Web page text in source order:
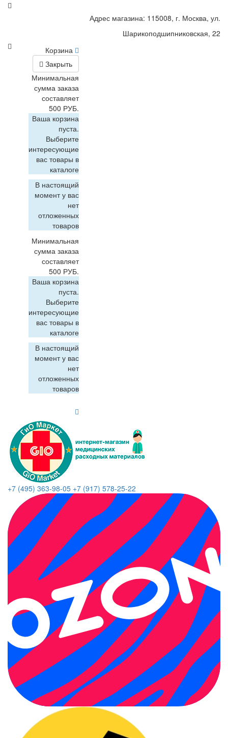
Адрес магазина: 115008, г. Москва, ул.
Шарикоподшипниковская, 22
Корзина
Закрыть
Минимальная
сумма заказа
составляет
500 РУБ.
Ваша корзина
пуста.
Выберите
интересующие
вас товары в
каталоге
В настоящий
момент у вас
нет
отложенных
товаров
Минимальная
сумма заказа
составляет
500 РУБ.
Ваша корзина
пуста.
Выберите
интересующие
вас товары в
каталоге
В настоящий
момент у вас
нет
отложенных
товаров
+7 (495) 363-98-05 +7 (917) 578-25-22